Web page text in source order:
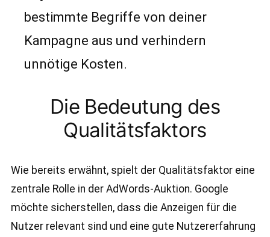
bestimmte Begriffe von deiner
Kampagne aus und verhindern
unnötige Kosten.
Die Bedeutung des
Qualitätsfaktors
Wie bereits erwähnt, spielt der Qualitätsfaktor eine
zentrale Rolle in der AdWords-Auktion. Google
möchte sicherstellen, dass die Anzeigen für die
Nutzer relevant sind und eine gute Nutzererfahrung